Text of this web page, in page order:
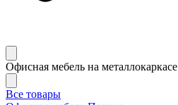
Офисная мебель на металлокаркасе
Все товары